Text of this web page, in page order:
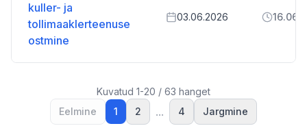
kuller- ja
tollimaaklerteenuse
ostmine
03.06.2026
Kuvatud 1-20 / 63 hanget
Eelmine
1 2 ... 4 Jargmine